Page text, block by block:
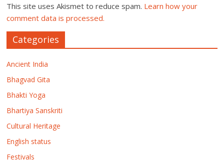
This site uses Akismet to reduce spam. Learn how your
comment data is processed.
Categories
Ancient India
Bhagvad Gita
Bhakti Yoga
Bhartiya Sanskriti
Cultural Heritage
English status
Festivals